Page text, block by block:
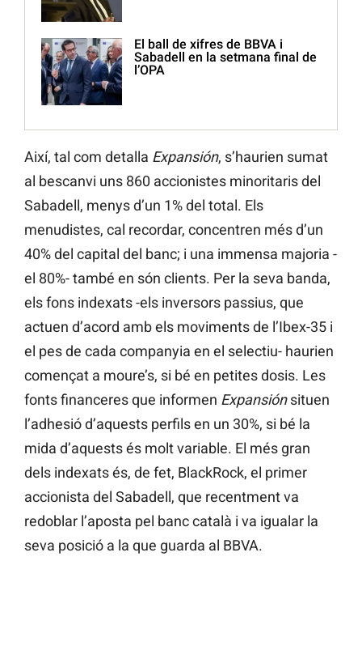
El ball de xifres de BBVA i
Sabadell en la setmana final de
l’OPA
Així, tal com detalla Expansión, s’haurien sumat
al bescanvi uns 860 accionistes minoritaris del
Sabadell, menys d’un 1% del total. Els
menudistes, cal recordar, concentren més d’un
40% del capital del banc; i una immensa majoria -
el 80%- també en són clients. Per la seva banda,
els fons indexats -els inversors passius, que
actuen d’acord amb els moviments de l’Ibex-35 i
el pes de cada companyia en el selectiu- haurien
començat a moure’s, si bé en petites dosis. Les
fonts financeres que informen Expansiónsituen
l’adhesió d’aquests perfils en un 30%, si bé la
mida d’aquests és molt variable. El més gran
dels indexats és, de fet, BlackRock, el primer
accionista del Sabadell, que recentment va
redoblar l’aposta pel banc català i va igualar la
seva posició a la que guarda al BBVA.